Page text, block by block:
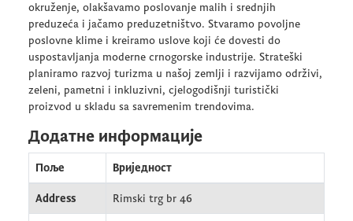
okruženje, olakšavamo poslovanje malih i srednjih
preduzeća i jačamo preduzetništvo. Stvaramo povoljne
poslovne klime i kreiramo uslove koji će dovesti do
uspostavljanja moderne crnogorske industrije. Strateški
planiramo razvoj turizma u našoj zemlji i razvijamo održivi,
zeleni, pametni i inkluzivni, cjelogodišnji turistički
proizvod u skladu sa savremenim trendovima.
Додатне информације
Поље Вриједност
Address Rimski trg br 46